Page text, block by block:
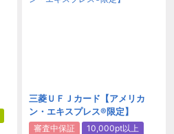
三菱ＵＦＪカード【アメリカ
ン・エキスプレス®限定】
審査中保証 10,000pt以上